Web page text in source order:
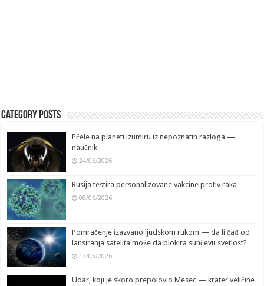
Category Posts
Pčele na planeti izumiru iz nepoznatih razloga —
naučnik
24/06/2026
Rusija testira personalizovane vakcine protiv raka
08/06/2026
Pomračenje izazvano ljudskom rukom — da li čađ od
lansiranja satelita može da blokira sunčevu svetlost?
17/05/2026
Udar, koji je skoro prepolovio Mesec — krater veličine